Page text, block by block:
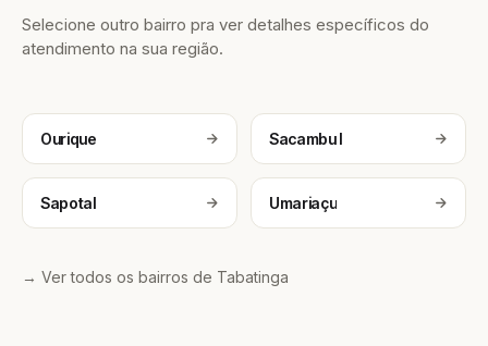
Selecione outro bairro pra ver detalhes específicos do
atendimento na sua região.
Ourique Sacambu I
Sapotal Umariaçu
→ Ver todos os bairros de Tabatinga